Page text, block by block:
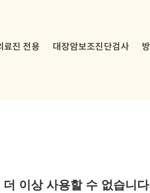
료진 전용 대장암보조진단검사
이상 사용할 수 없습니다